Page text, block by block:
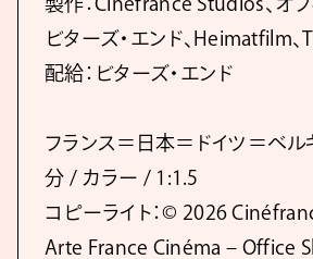
ビターズ・エンド、Heimatfilm
配給：ビターズ・エンド
フランス＝日本＝ドイツ＝ベ
分 / カラー / 1:1.5
コピーライト：© 2026
Arte France Cinéma – Office